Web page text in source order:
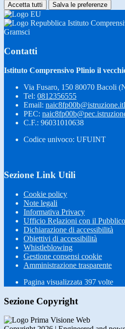
Accetta tutti Salva le preferenze
Istituto
Gramsci
Contatti
Istituto Comprensivo Plinio il
Via Fusaro, 150 80070 Bacoli
Tel: 0812356555
Email: naic8fp00b@istruzione.it
PEC:
C.F.: 96031010638
Codice univoco: UFUINT
Sezione Link Utili
Cookie policy
Note legali
Informativa Privacy
Ufficio Relazioni con il Pubblico
Dichiarazione di accessibilità
Obiettivi di accessibilità
Whistleblowing
Gestione consensi cookie
Amministrazione trasparente
Pagina visualizzata 397 volte
Sezione Copyright